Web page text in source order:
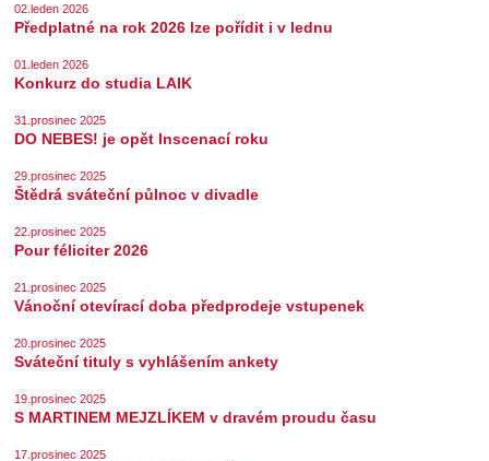
02.leden 2026
Předplatné na rok 2026 lze pořídit i v lednu
01.leden 2026
Konkurz do studia LAIK
31.prosinec 2025
DO NEBES! je opět Inscenací roku
29.prosinec 2025
Štědrá sváteční půlnoc v divadle
22.prosinec 2025
Pour féliciter 2026
21.prosinec 2025
Vánoční otevírací doba předprodeje vstupenek
20.prosinec 2025
Sváteční tituly s vyhlášením ankety
19.prosinec 2025
S MARTINEM MEJZLÍKEM v dravém proudu času
17.prosinec 2025